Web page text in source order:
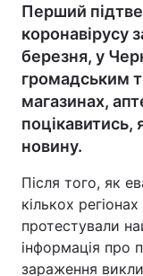
Перший
коронавірусу
березня, у
громадським
магазинах,
поцікавитись,
новину.
Після того, як
кількох
протестували
інформація про
зараження